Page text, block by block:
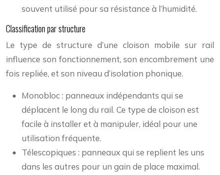
souvent utilisé pour sa résistance à l’humidité.
Classification par structure
Le type de structure d’une cloison mobile sur rail
influence son fonctionnement, son encombrement une
fois repliée, et son niveau d’isolation phonique.
Monobloc : panneaux indépendants qui se
déplacent le long du rail. Ce type de cloison est
facile à installer et à manipuler, idéal pour une
utilisation fréquente.
Télescopiques : panneaux qui se replient les uns
dans les autres pour un gain de place maximal.